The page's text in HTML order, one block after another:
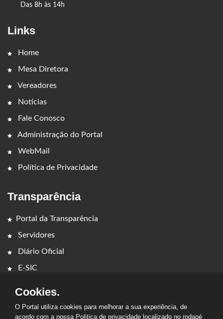
Das 8h às 14h
Links
Home
Mesa Diretora
Vereadores
Notícias
Fale Conosco
Administração do Portal
WebMail
Política de Privacidade
Transparência
Portal da Transparência
Servidores
Diário Oficial
E-SIC
Cookies.
O Portal utiliza cookies para melhorar a sua experiência, de
acordo com a nossa Politica de privacidade localizado no rodapé